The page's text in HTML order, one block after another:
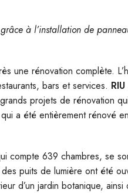
à l’installation de
une rénovation complète.
bars et services. RIU
projets de rénovation
a été entièrement rénové
compte 639 chambres, se
puits de lumière ont été
d’un jardin botanique,